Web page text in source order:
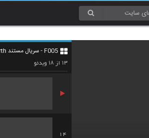
F005 - سریال مستند Planet Earth
۱۳ از ۱۸ ویدئو
12
14